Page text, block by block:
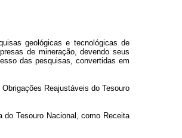
geológicas e tecnológicas de
de mineração, devendo seus
das pesquisas, convertidas em
Reajustáveis do Tesouro
Tesouro Nacional, como Receita